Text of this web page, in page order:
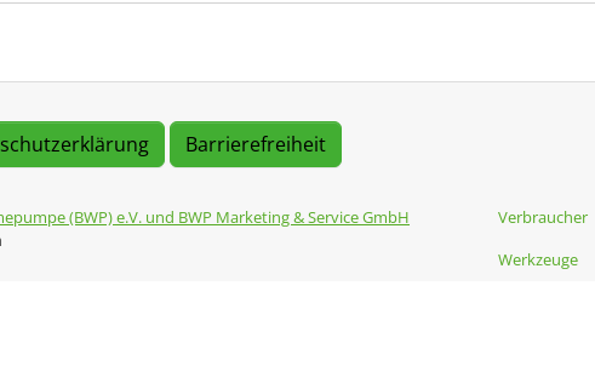
Barrierefreiheit
(BWP) e.V. und BWP Marketing & Service GmbH
Verbraucher
Werkzeuge